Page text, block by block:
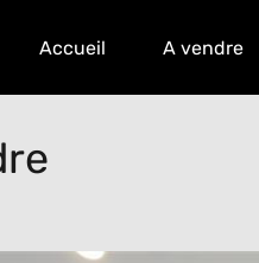
Accueil A vendre